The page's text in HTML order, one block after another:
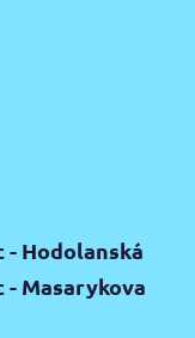
- Hodolanská
- Masarykova